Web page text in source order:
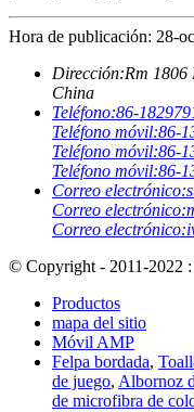
Hora de publicación: 28-
Dirección:Rm 1806
China
Teléfono:86-
Teléfono móvil:86-
Teléfono móvil:86-
Teléfono móvil:86-
Correo electrónico:
Correo electrónico:
Correo electrónico:
© Copyright - 2011-2022 :
Productos
mapa del sitio
Móvil AMP
Felpa bordada,
de juego, Albornoz
de microfibra de